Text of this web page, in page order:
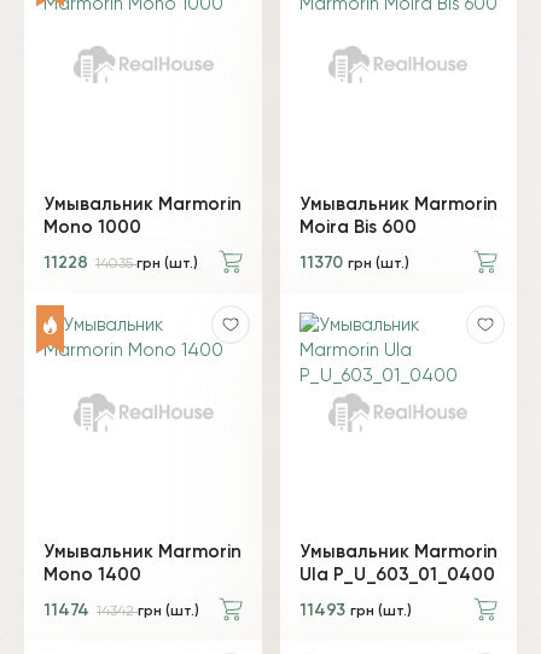
Умывальник Marmorin
Mono 1000
11228 14035грн (шт.)
Умывальник Marmorin
Moira Bis 600
11370 грн (шт.)
Умывальник Marmorin
Mono 1400
11474 14342грн (шт.)
Умывальник Marmorin
Ula P_U_603_01_0400
11493 грн (шт.)